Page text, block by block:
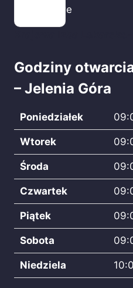
Handlowe
Godziny
– Jelenia Góra
Poniedziałek
Wtorek
Środa
Czwartek
Piątek
Sobota
Niedziela